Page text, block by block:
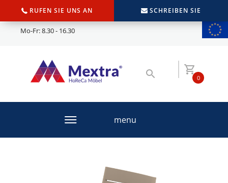
RUFEN SIE UNS AN SCHREIBEN SIE
Mo-Fr: 8.30 - 16.30
0
menu